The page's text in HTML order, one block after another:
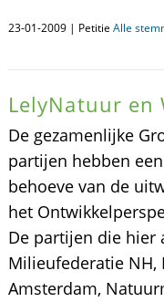
23-01-2009 | Petitie Alle
LelyNatuur en
De gezamenlijke
partijen hebben
behoeve van de
het
De partijen die hier
Milieufederatie
Amsterdam,